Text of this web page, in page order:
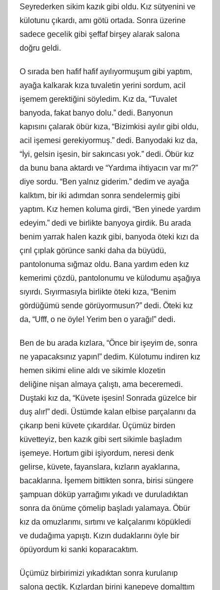
Seyrederken sikim kazık gibi oldu. Kız sütyenini ve
külotunu çıkardı, amı götü ortada. Sonra üzerine
sadece gecelik gibi şeffaf birşey alarak salona
doğru geldi.
O sırada ben hafif hafif ayılıyormuşum gibi yaptım,
ayağa kalkarak kıza tuvaletin yerini sordum, acil
işemem gerektiğini söyledim. Kız da, “Tuvalet
banyoda, fakat banyo dolu.” dedi. Banyonun
kapısını çalarak öbür kıza, “Bizimkisi ayılır gibi oldu,
acil işemesi gerekiyormuş.” dedi. Banyodaki kız da,
“İyi, gelsin işesin, bir sakıncası yok.” dedi. Öbür kız
da bunu bana aktardı ve “Yardıma ihtiyacın var mı?”
diye sordu. “Ben yalnız giderim.” dedim ve ayağa
kalktım, bir iki adımdan sonra sendelermiş gibi
yaptım. Kız hemen koluma girdi, “Ben yinede yardım
edeyim.” dedi ve birlikte banyoya girdik. Bu arada
benim yarrak halen kazık gibi, banyoda öteki kızı da
çırıl çıplak görünce sanki daha da büyüdü,
pantolonuma sığmaz oldu. Bana yardım eden kız
kemerimi çözdü, pantolonumu ve külodumu aşağıya
sıyırdı. Sıyırmasıyla birlikte öteki kıza, “Benim
gördüğümü sende görüyormusun?” dedi. Öteki kız
da, “Ufff, o ne öyle! Yerim ben o yarağı!” dedi.
Ben de bu arada kızlara, “Önce bir işeyim de, sonra
ne yapacaksınız yapın!” dedim. Külotumu indiren kız
hemen sikimi eline aldı ve sikimle klozetin
deliğine nişan almaya çalıştı, ama beceremedi.
Duştaki kız da, “Küvete işesin! Sonrada güzelce bir
duş alır!” dedi. Üstümde kalan elbise parçalarını da
çıkarıp beni küvete çıkardılar. Üçümüz birden
küvetteyiz, ben kazık gibi sert sikimle başladım
işemeye. Hortum gibi işiyordum, neresi denk
gelirse, küvete, fayanslara, kızların ayaklarına,
bacaklarına. İşemem bittikten sonra, birisi süngere
şampuan döküp yarrağımı yıkadı ve duruladıktan
sonra da önüme çömelip başladı yalamaya. Öbür
kız da omuzlarımı, sırtımı ve kalçalarımı köpükledi
ve dudağıma yapıştı. Kızın dudaklarını öyle bir
öpüyordum ki sanki koparacaktım.
Üçümüz birbirimizi yıkadıktan sonra kurulanıp
salona geçtik. Kızlardan birini kanepeye domalttım